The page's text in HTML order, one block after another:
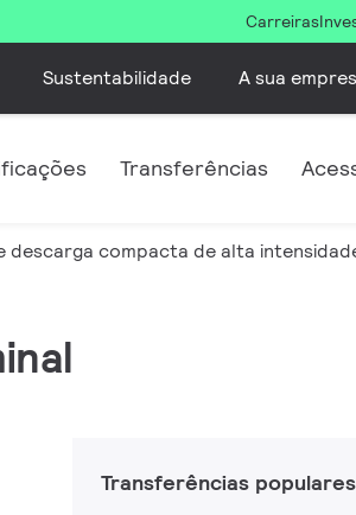
Carreiras
Sustentabilidade A sua
Transferências
descarga compacta de alta
Transferências populares